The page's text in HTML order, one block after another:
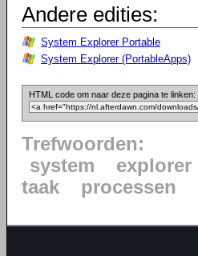
Andere edities:
System Explorer Portable
System Explorer (PortableApps)
HTML code om naar deze pagina te linken:
Trefwoorden:
system
explorer
taak
processen